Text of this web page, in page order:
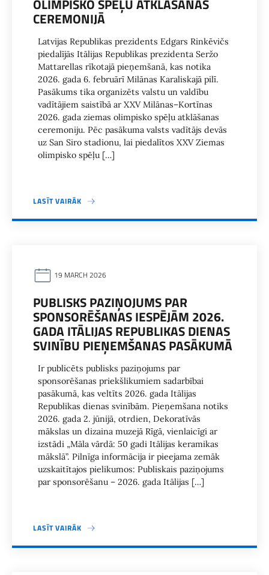
OLIMPISKO SPĒĻU ATKLĀŠANAS
CEREMONIJĀ
Latvijas Republikas prezidents Edgars Rinkēvičs
piedalījās Itālijas Republikas prezidenta Seržo
Mattarellas rīkotajā pieņemšanā, kas notika
2026. gada 6. februārī Milānas Karaliskajā pilī.
Pasākums tika organizēts valstu un valdību
vadītājiem saistībā ar XXV Milānas–Kortīnas
2026. gada ziemas olimpisko spēļu atklāšanas
ceremoniju. Pēc pasākuma valsts vadītājs devās
uz San Siro stadionu, lai piedalītos XXV Ziemas
olimpisko spēļu […]
LASĪT VAIRĀK
19 MARCH 2026
PUBLISKS PAZIŅOJUMS PAR
SPONSORĒŠANAS IESPĒJĀM 2026.
GADA ITĀLIJAS REPUBLIKAS DIENAS
SVINĪBU PIEŅEMŠANAS PASĀKUMĀ
Ir publicēts publisks paziņojums par
sponsorēšanas priekšlikumiem sadarbībai
pasākumā, kas veltīts 2026. gada Itālijas
Republikas dienas svinībām. Pieņemšana notiks
2026. gada 2. jūnijā, otrdien, Dekoratīvās
mākslas un dizaina muzejā Rīgā, vienlaicīgi ar
izstādi „Māla vārdā: 50 gadi Itālijas keramikas
mākslā”. Pilnīga informācija ir pieejama zemāk
uzskaitītajos pielikumos: Publiskais paziņojums
par sponsorēšanu – 2026. gada Itālijas […]
LASĪT VAIRĀK